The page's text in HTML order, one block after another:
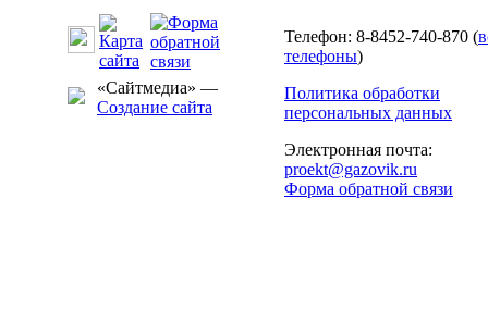
«Сайтмедиа» —
Создание сайта
Телефон: 8-8452-740-870 (
телефоны)
Политика обработки
персональных данных
Электронная почта:
proekt@gazovik.ru
Форма обратной связи